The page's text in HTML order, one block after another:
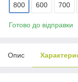
800 600 700
Готово до відправки
Опис